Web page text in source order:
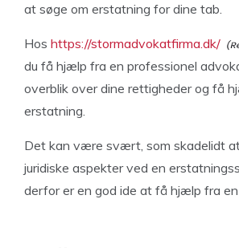
at søge om erstatning for dine tab.
Hos https://stormadvokatfirma.dk/
du få hjælp fra en professionel
overblik over dine rettigheder og få
erstatning.
Det kan være svært, som skadelidt
juridiske aspekter ved en
derfor er en god ide at få hjælp fra